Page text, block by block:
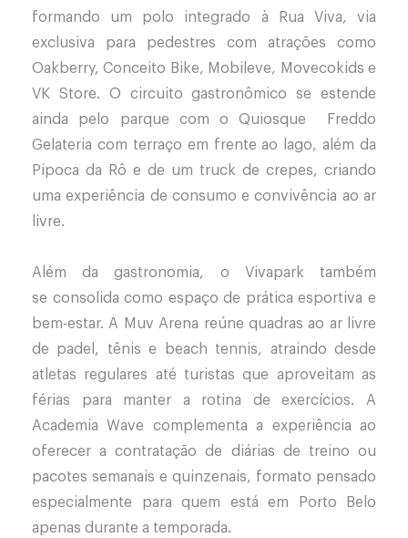
formando um polo integrado à Rua Viva, via
exclusiva para pedestres com atrações como
Oakberry, Conceito Bike, Mobileve, Movecokids e
VK Store. O circuito gastronômico se estende
ainda pelo parque com o Quiosque Freddo
Gelateria com terraço em frente ao lago, além da
Pipoca da Rô e de um truck de crepes, criando
uma experiência de consumo e convivência ao ar
livre.
Além da gastronomia, o Vivapark também
se consolida como espaço de prática esportiva e
bem-estar. A Muv Arena reúne quadras ao ar livre
de padel, tênis e beach tennis, atraindo desde
atletas regulares até turistas que aproveitam as
férias para manter a rotina de exercícios. A
Academia Wave complementa a experiência ao
oferecer a contratação de diárias de treino ou
pacotes semanais e quinzenais, formato pensado
especialmente para quem está em Porto Belo
apenas durante a temporada.